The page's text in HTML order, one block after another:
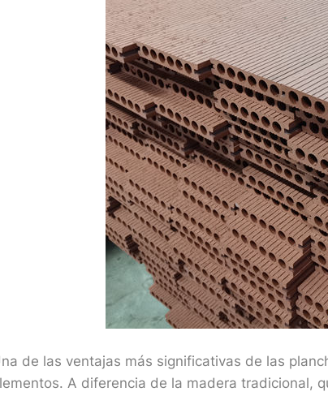
de las ventajas más significativas de las
A diferencia de la madera tradicional,